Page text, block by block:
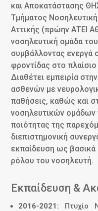
και Αποκατάστασης
Τμήματος
Αττικής (πρώην ΑΤΕΙ
νοσηλευτική ομάδα
συμβάλλοντας ενεργά
φροντίδας στο
Διαθέτει εμπειρία
ασθενών με
παθήσεις, καθώς και
νοσηλευτικών ομάδων
ποιότητας της
διεπιστημονική
εκπαίδευση ως
ρόλου του νοσηλευτή.
Εκπαίδευση &
2016-2021: Πτυχίο